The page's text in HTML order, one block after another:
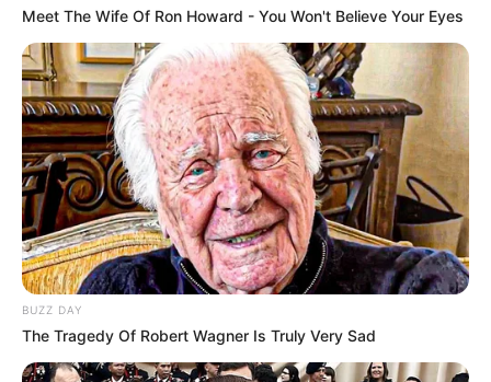
Meet The Wife Of Ron Howard - You Won't Believe Your Eyes
BUZZ DAY
The Tragedy Of Robert Wagner Is Truly Very Sad